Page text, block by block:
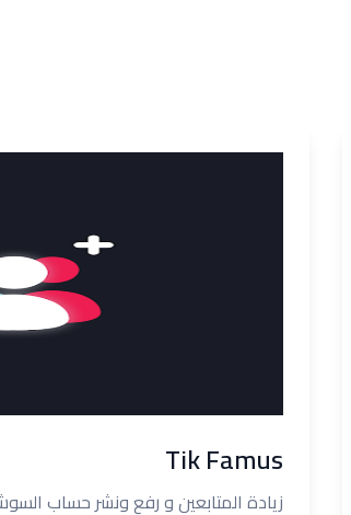
Tik Famus
زيادة المتابعين و رفع ونشر حساب